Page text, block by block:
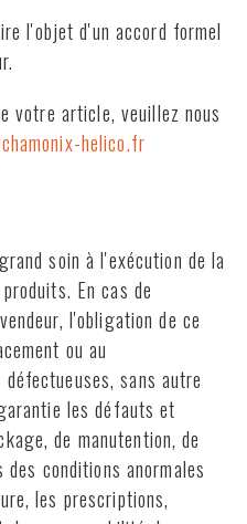
l'objet d'un accord formel
votre article, veuillez nous
helico.fr
soin à l'exécution de la
En cas de
l'obligation de ce
ou au
sans autre
les défauts et
de manutention, de
conditions anormales
les prescriptions,